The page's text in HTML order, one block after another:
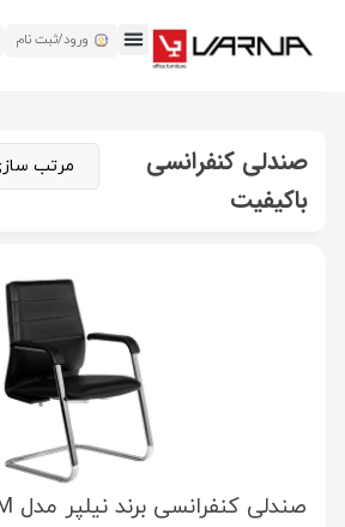
ورود/ثبت نام
صندلی کنفرانسی
باکیفیت
صندلی کنفرانسی برند نیلپر مدل OCC769M